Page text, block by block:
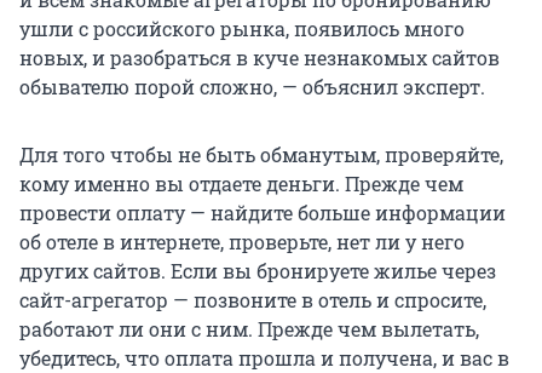
ушли с российского рынка, появилось много
новых, и разобраться в куче незнакомых сайтов
обывателю порой сложно, — объяснил эксперт.
Для того чтобы не быть обманутым, проверяйте,
кому именно вы отдаете деньги. Прежде чем
провести оплату — найдите больше информации
об отеле в интернете, проверьте, нет ли у него
других сайтов. Если вы бронируете жилье через
сайт-агрегатор — позвоните в отель и спросите,
работают ли они с ним. Прежде чем вылетать,
убедитесь, что оплата прошла и получена, и вас в